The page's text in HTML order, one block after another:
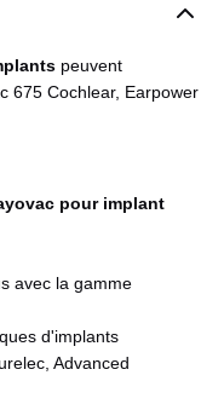
peuvent
675 Cochlear, Earpower
pour implant
avec la gamme
d'implants
Advanced